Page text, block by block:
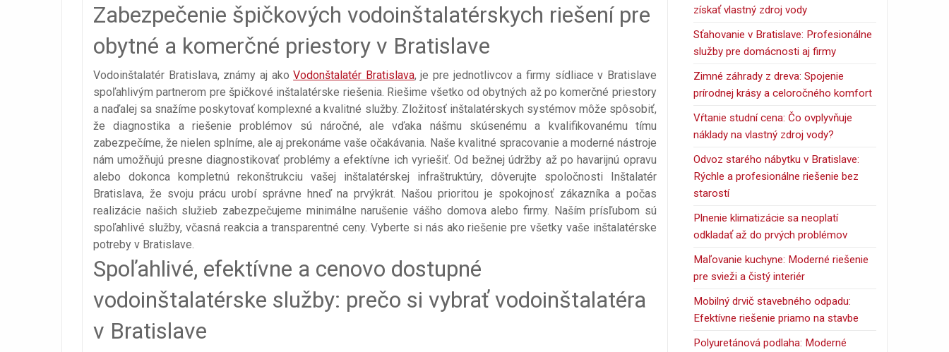
Zabezpečenie špičkových vodoinštalatérskych riešení pre
obytné a komerčné priestory v Bratislave
Vodoinštalatér Bratislava, známy aj akoVodonštalatér Bratislava, je pre jednotlivcov a firmy sídliace v Bratislave
spoľahlivým partnerom pre špičkové inštalatérske riešenia. Riešime všetko od obytných až po komerčné priestory
a naďalej sa snažíme poskytovať komplexné a kvalitné služby. Zložitosť inštalatérskych systémov môže spôsobiť,
že diagnostika a riešenie problémov sú náročné, ale vďaka nášmu skúsenému a kvalifikovanému tímu
zabezpečíme, že nielen splníme, ale aj prekonáme vaše očakávania. Naše kvalitné spracovanie a moderné nástroje
nám umožňujú presne diagnostikovať problémy a efektívne ich vyriešiť. Od bežnej údržby až po havarijnú opravu
alebo dokonca kompletnú rekonštrukciu vašej inštalatérskej infraštruktúry, dôverujte spoločnosti Inštalatér
Bratislava, že svoju prácu urobí správne hneď na prvýkrát. Našou prioritou je spokojnosť zákazníka a počas
realizácie našich služieb zabezpečujeme minimálne narušenie vášho domova alebo firmy. Naším prísľubom sú
spoľahlivé služby, včasná reakcia a transparentné ceny. Vyberte si nás ako riešenie pre všetky vaše inštalatérske
potreby v Bratislave.
Spoľahlivé, efektívne a cenovo dostupné
vodoinštalatérske služby: prečo si vybrať vodoinštalatéra
v Bratislave
získať vlastný zdroj vody
Sťahovanie v Bratislave: Profesionálne
služby pre domácnosti aj firmy
Zimné záhrady z dreva: Spojenie
prírodnej krásy a celoročného komfort
Vŕtanie studní cena: Čo ovplyvňuje
náklady na vlastný zdroj vody?
Odvoz starého nábytku v Bratislave:
Rýchle a profesionálne riešenie bez
starostí
Plnenie klimatizácie sa neoplatí
odkladať až do prvých problémov
Maľovanie kuchyne: Moderné riešenie
pre svieži a čistý interiér
Mobilný drvič stavebného odpadu:
Efektívne riešenie priamo na stavbe
Polyuretánová podlaha: Moderné